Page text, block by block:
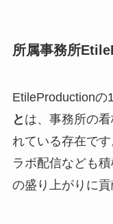
所属事務所
EtileProductionの
と は、事務所の
れている存在で
ラボ配信なども
の盛り上がりに貢